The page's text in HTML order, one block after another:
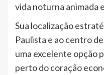
vida noturna animada
Sua localização
Paulista e ao centro
uma excelente opção
perto do coração